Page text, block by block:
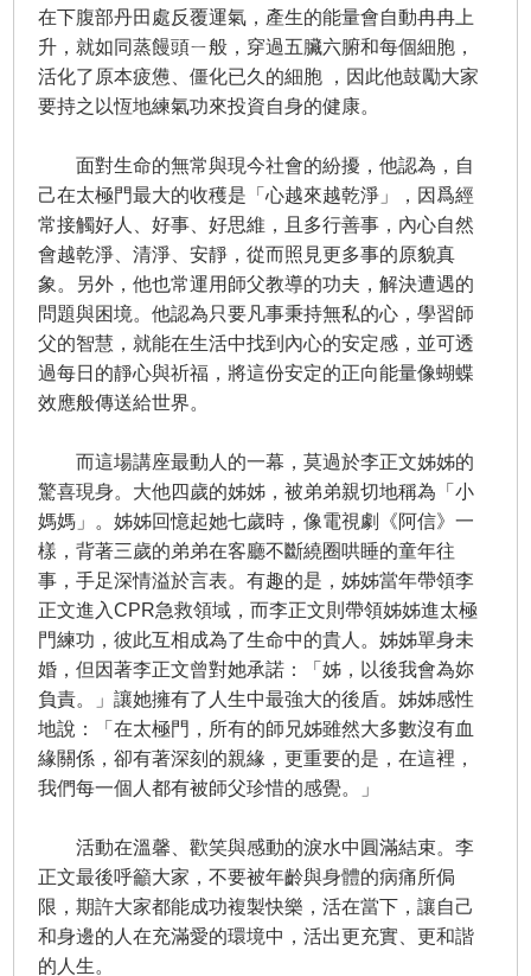
在下腹部丹田處反覆運氣，產生的能量會自動冉冉上
升，就如同蒸饅頭ㄧ般，穿過五臟六腑和每個細胞，
活化了原本疲憊、僵化已久的細胞 ，因此他鼓勵大家
要持之以恆地練氣功來投資自身的健康。
面對生命的無常與現今社會的紛擾，他認為，自
己在太極門最大的收穫是「心越來越乾淨」，因爲經
常接觸好人、好事、好思維，且多行善事，內心自然
會越乾淨、清淨、安靜，從而照見更多事的原貌真
象。另外，他也常運用師父教導的功夫，解決遭遇的
問題與困境。他認為只要凡事秉持無私的心，學習師
父的智慧，就能在生活中找到內心的安定感，並可透
過每日的靜心與祈福，將這份安定的正向能量像蝴蝶
效應般傳送給世界。
而這場講座最動人的一幕，莫過於李正文姊姊的
驚喜現身。大他四歲的姊姊，被弟弟親切地稱為「小
媽媽」。姊姊回憶起她七歲時，像電視劇《阿信》一
樣，背著三歲的弟弟在客廳不斷繞圈哄睡的童年往
事，手足深情溢於言表。有趣的是，姊姊當年帶領李
正文進入CPR急救領域，而李正文則帶領姊姊進太極
門練功，彼此互相成為了生命中的貴人。姊姊單身未
婚，但因著李正文曾對她承諾：「姊，以後我會為妳
負責。」讓她擁有了人生中最強大的後盾。姊姊感性
地說：「在太極門，所有的師兄姊雖然大多數沒有血
緣關係，卻有著深刻的親緣，更重要的是，在這裡，
我們每一個人都有被師父珍惜的感覺。」
活動在溫馨、歡笑與感動的淚水中圓滿結束。李
正文最後呼籲大家，不要被年齡與身體的病痛所侷
限，期許大家都能成功複製快樂，活在當下，讓自己
和身邊的人在充滿愛的環境中，活出更充實、更和諧
的人生。